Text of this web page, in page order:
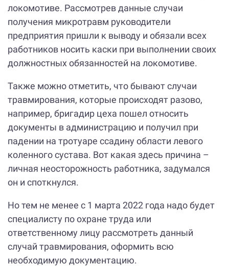
локомотиве. Рассмотрев данные случаи
получения микротравм руководители
предприятия пришли к выводу и обязали всех
работников носить каски при выполнении своих
должностных обязанностей на локомотиве.
Также можно отметить, что бывают случаи
травмирования, которые происходят разово,
например, бригадир цеха пошел относить
документы в администрацию и получил при
падении на тротуаре ссадину области левого
коленного сустава. Вот какая здесь причина –
личная неосторожность работника, задумался
он и споткнулся.
Но тем не менее с 1 марта 2022 года надо будет
специалисту по охране труда или
ответственному лицу рассмотреть данный
случай травмирования, оформить всю
необходимую документацию.